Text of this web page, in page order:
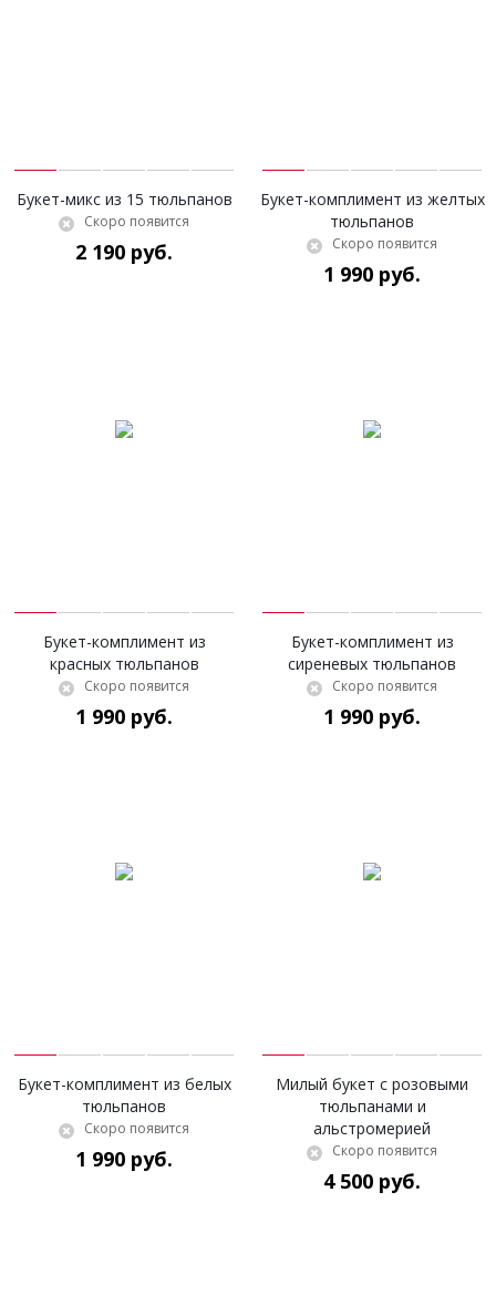
Букет-микс из 15 тюльпанов
Скоро появится
2 190 руб.
Букет-комплимент из желтых
тюльпанов
Скоро появится
1 990 руб.
Букет-комплимент из
красных тюльпанов
Скоро появится
1 990 руб.
Букет-комплимент из
сиреневых тюльпанов
Скоро появится
1 990 руб.
Букет-комплимент из белых
тюльпанов
Скоро появится
1 990 руб.
Милый букет с розовыми
тюльпанами и
альстромерией
Скоро появится
4 500 руб.